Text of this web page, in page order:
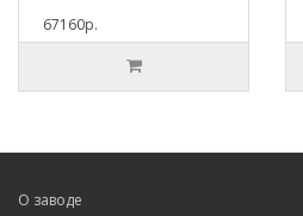
67160р.
О заводе